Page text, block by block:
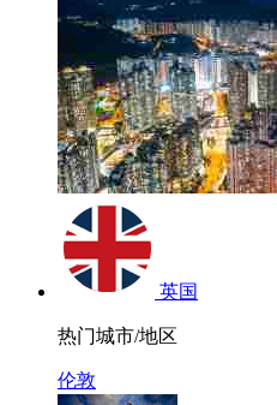
英国
热门城市/地区
伦敦